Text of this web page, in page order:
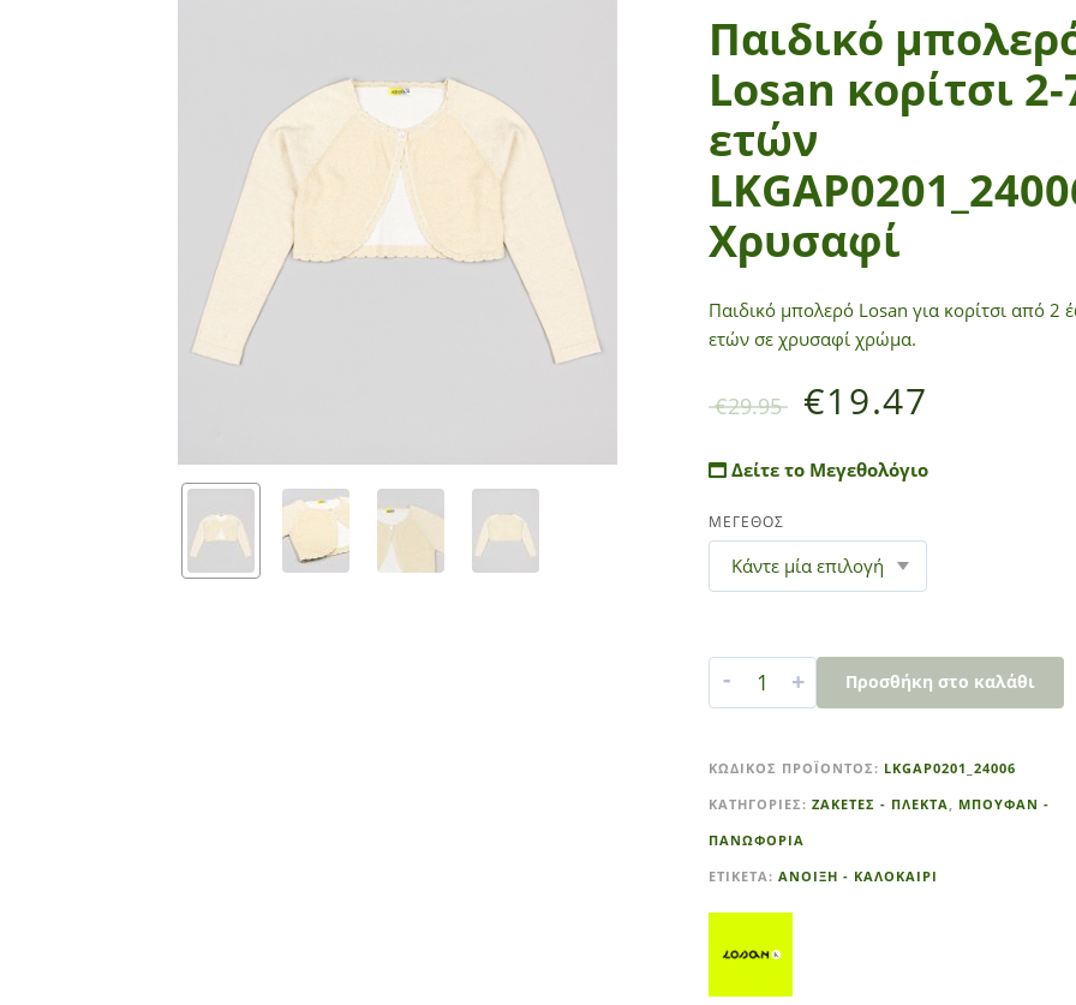
Παιδικό
Losan κορίτσι 2-
ετών
Χρυσαφί
Παιδικό μπολερό Losan για κορίτσι από 2
ετών σε χρυσαφί χρώμα.
€29.95 €19.47
Δείτε το Μεγεθολόγιο
ΜΕΓΕΘΟΣ
- + Προσθήκη στο καλάθι
t
e
r
n
ΚΩΔΙΚΌΣ ΠΡΟΪΌΝΤΟΣ: LKGAP0201_24006
ΚΑΤΗΓΟΡΊΕΣ: ΖΑΚΕΤΕΣ - ΠΛΕΚΤΑ
ΜΠΟΥΦΑΝ -
ΠΑΝΩΦΟΡΙΑ
ΕΤΙΚΈΤΑ: ΑΝΟΙΞΗ - ΚΑΛΟΚΑΙΡΙ